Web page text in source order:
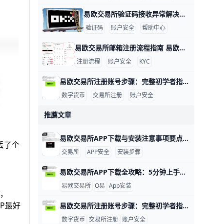
了个
最好
易欧交易所验证码接收异常解决指南 易欧交易所验证码收不到的情况很多，常见原因包括短信拦截、网络信号差、号码被封或黑名单、签名超时以及服务器端短信发送问题。举例来说，在香港地区、信号不稳时接收验证码的延迟可能达到1–2分钟，甚至需要重新发送多次才能收到；如果你的号码曾被运营商列入黑名单，短信可能直接被阻拦。为了快速定位问题，可以按以下步骤排查并解决。
验证码 账户安全 帮助中心
易欧交易所邮箱注册流程指南 易欧交易所邮箱注册流程 在数字货币投资的世界里，注册一个安全、便捷的账户是第一步。为了帮助你快速完成开户，下面用简单直观的步骤和实操示例来说明。 准备工作是关键。确保你使用的设备网络稳定，例如在家里用WiFi或手机数据网都可以；准备一个有效的邮箱、一个强密码（示例：P@ssw0rd!2026，实际请自己设定独特且复杂的密码），并确保手机可以接收验证码以便后续双重验证。若你在香港地区注册，遵循平台提示的地区选项，以确保身份验证顺利。
注册流程 账户安全 KYC
易欧交易所注册账号步骤：完整初学者指南 易欧交易所注册账号步骤 在数字资产投资的起步阶段，注册一个安全、合规的账户是第一步。以易欧交易所为例，下面以实例呈现完整流程，帮助新手快速上手。比如小张想买BTC，他需要先完成注册、绑定信息再进行实名认证，确保后续交易顺利。
数字货币 交易所注册 账户安全
推薦文章
易欧交易所APP下载与安装注意事项要点 易欧交易所APP下载与安装注意事项 在开始交易前，务必通过官方渠道下载官方版本，以确保来源可信、无恶意软件。例如，官方页面可能提供APK下载或App Store链接，下载安装后请对比版本号与公告中的最新信息，确保你安装的是最新、安全版本，避免遇到钓鱼链接或伪装应用带来的风险。举例来说，如果官方页面标注当前版本为6.141.1，请以该版本为准进行下载安装。
交易所 APP安全 安装步骤
易欧交易所APP下载全攻略：5分钟上手欧一！ 易欧交易所简介：易欧下载与易欧APP安装流程一览 易欧交易所，也叫OK交易所，是全球知名的数字货币交易平台。它成立于2017年，总部在塞舌尔，每天交易量超过100亿美元，支持超过350种加密货币，比如比特币（BTC）和以太坊（ETH）。平台用户超过5000万，覆盖200多个国家和地区，以安全和高效闻名。51wangming+1
易欧交易所 O易 App安装
易欧交易所注册账号步骤：完整初学者指南 易欧交易所注册账号步骤 在数字资产投资的起步阶段，注册一个安全、合规的账户是第一步。以易欧交易所为例，下面以实例呈现完整流程，帮助新手快速上手。比如小张想买BTC，他需要先完成注册、绑定信息再进行实名认证，确保后续交易顺利。
数字货币 交易所注册 账户安全